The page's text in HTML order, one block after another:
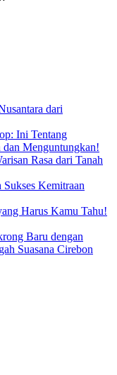
dari
Ini Tentang
dan Menguntungkan!
Rasa dari Tanah
Kemitraan
Harus Kamu Tahu!
Baru dengan
Suasana Cirebon